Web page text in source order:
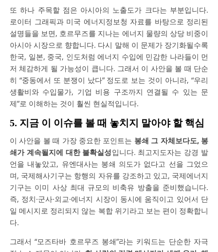
또 하나 주목할 점은 아시아의 노출도가 크다는 부분입니다.
로이터 그래픽과 미국 에너지정보청 자료를 바탕으로 정리된
설명들을 보면, 호르무즈를 지나는 에너지 물량의 상당 비중이
아시아 시장으로 향합니다. 다시 말해 이 문제가 장기화될수록
한국, 일본, 중국, 인도처럼 에너지 수입에 민감한 나라들이 먼
저 체감하게 될 가능성이 큽니다. 그래서 이 사안을 볼 때 단순
히 “중동에서 또 분쟁이 났다” 정도로 보는 것이 아니라, “우리
생활비와 수입물가, 기업 비용 구조까지 연결될 수 있는 문
제”로 이해하는 것이 훨씬 현실적입니다.
5. 지금 이 이슈를 볼 때 놓치지 말아야 할 핵심
이 사안을 볼 때 가장 중요한 포인트는 봉쇄 그 자체보다도, 봉
쇄가 계속될지에 대한 불확실성입니다. 최고지도자는 강경 발
언을 내놓았고, 유엔대사는 봉쇄 의도가 없다고 선을 그었으
며, 국제해사기구는 항행의 자유를 강조하고 있고, 국제에너지
기구는 이미 사상 최대 규모의 비축유 방출을 준비했습니다.
즉, 정치·군사·외교·에너지 시장이 동시에 움직이고 있어서 단
일 메시지로 정리되지 않는 복합 위기라고 보는 편이 정확합니
다.
그래서 “모즈타바 호르무즈 봉쇄”라는 키워드는 단순한 자극